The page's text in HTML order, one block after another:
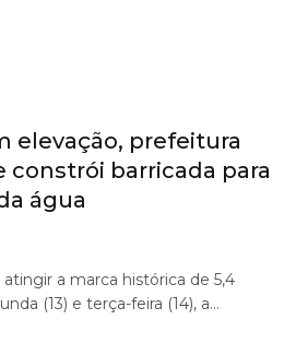
elevação, prefeitura
constrói barricada para
água
a marca histórica de 5,4
(13) e terça-feira (14), a…